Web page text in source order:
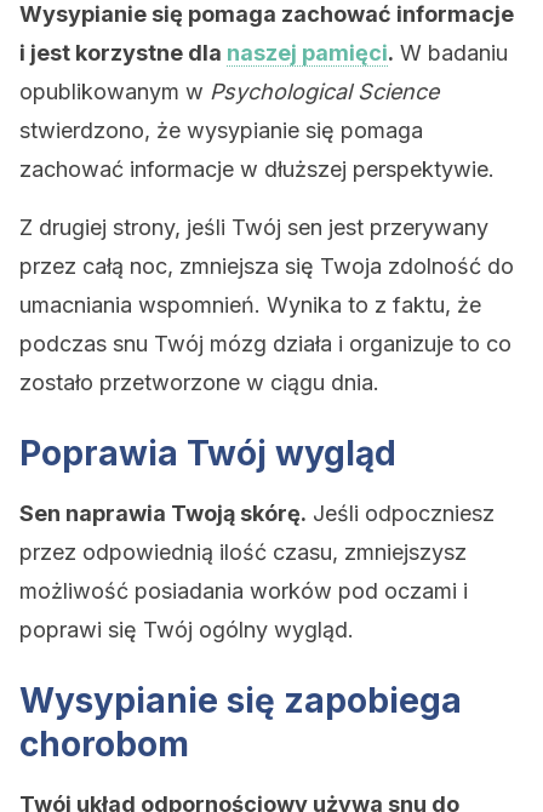
Wysypianie się pomaga zachować informacje
i jest korzystne dla naszej pamięci. W badaniu
opublikowanym w Psychological Science
stwierdzono, że wysypianie się pomaga
zachować informacje w dłuższej perspektywie.
Z drugiej strony, jeśli Twój sen jest przerywany
przez całą noc, zmniejsza się Twoja zdolność do
umacniania wspomnień. Wynika to z faktu, że
podczas snu Twój mózg działa i organizuje to co
zostało przetworzone w ciągu dnia.
Poprawia Twój wygląd
Sen naprawia Twoją skórę. Jeśli odpoczniesz
przez odpowiednią ilość czasu, zmniejszysz
możliwość posiadania worków pod oczami i
poprawi się Twój ogólny wygląd.
Wysypianie się zapobiega
chorobom
Twój układ odpornościowy używa snu do